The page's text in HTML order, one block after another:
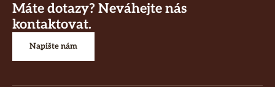
Máte dotazy? Neváhejte nás
kontaktovat.
Napište nám